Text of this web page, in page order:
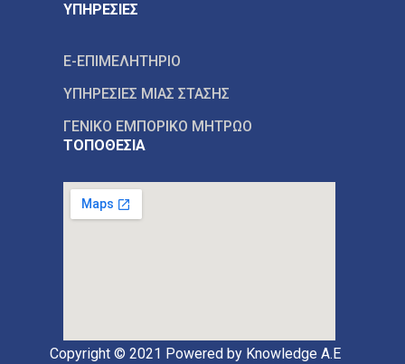
ΥΠΗΡΕΣΙΕΣ
E-ΕΠΙΜΕΛΗΤΗΡΙΟ
ΥΠΗΡΕΣΙΕΣ ΜΙΑΣ ΣΤΑΣΗΣ
ΓΕΝΙΚΟ ΕΜΠΟΡΙΚΟ ΜΗΤΡΩΟ
ΤΟΠΟΘΕΣΙΑ
Copyright © 2021 Powered by Knowledge A.E